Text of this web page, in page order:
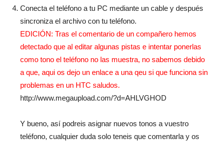
Conecta el teléfono a tu PC mediante un cable y después
sincroniza el archivo con tu teléfono.
EDICIÓN: Tras el comentario de un compañero hemos
detectado que al editar algunas pistas e intentar ponerlas
como tono el teléfono no las muestra, no sabemos debido
a que, aqui os dejo un enlace a una qeu si que funciona sin
problemas en un HTC saludos.
http://www.megaupload.com/?d=AHLVGHOD
Y bueno, así podreis asignar nuevos tonos a vuestro
teléfono, cualquier duda solo teneis que comentarla y os